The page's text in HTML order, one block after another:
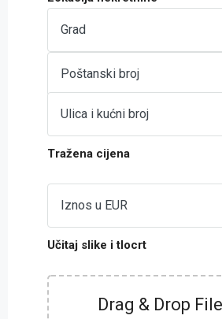
Tražena cijena
Učitaj slike i tlocrt
Drag & Drop